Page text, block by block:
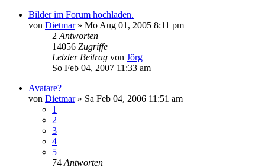
Bilder im Forum hochladen.
von Dietmar» Mo Aug 01, 2005 8:11 pm
2 Antworten
14056 Zugriffe
Letzter Beitrag von Jörg
So Feb 04, 2007 11:33 am
Avatare?
von Dietmar» Sa Feb 04, 2006 11:51 am
1
2
3
4
5
74 Antworten